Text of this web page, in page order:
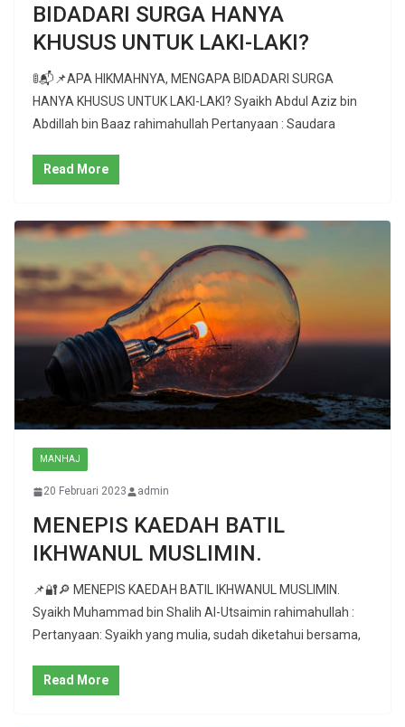
BIDADARI SURGA HANYA
KHUSUS UNTUK LAKI-LAKI?
🚦📬📌APA HIKMAHNYA, MENGAPA BIDADARI SURGA
HANYA KHUSUS UNTUK LAKI-LAKI? Syaikh Abdul Aziz bin
Abdillah bin Baaz rahimahullah Pertanyaan : Saudara
Read More
MANHAJ
20 Februari 2023 admin
MENEPIS KAEDAH BATIL
IKHWANUL MUSLIMIN.
📌🔐🔎 MENEPIS KAEDAH BATIL IKHWANUL MUSLIMIN.
Syaikh Muhammad bin Shalih Al-Utsaimin rahimahullah :
Pertanyaan: Syaikh yang mulia, sudah diketahui bersama,
Read More